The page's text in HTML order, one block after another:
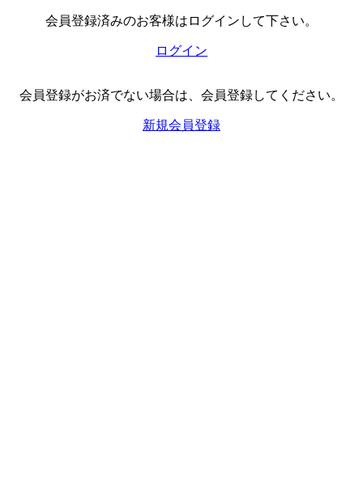
会員登録済みのお客様はログインして下さい。
ログイン
会員登録がお済でない場合は、会員登録してください。
新規会員登録